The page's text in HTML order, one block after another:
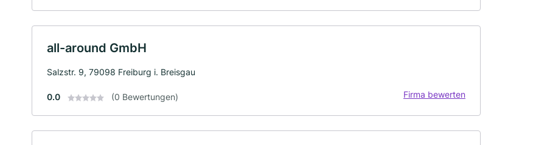
all-around GmbH
Salzstr. 9, 79098 Freiburg i. Breisgau
0.0 (0 Bewertungen) Firma bewerten